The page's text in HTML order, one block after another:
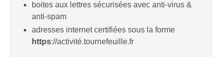
boites aux lettres sécurisées avec anti-virus &
anti-spam
adresses internet certifiées sous la forme
https://activité.tournefeuille.fr